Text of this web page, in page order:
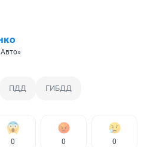
ПДД ГИБДД
0 0 0